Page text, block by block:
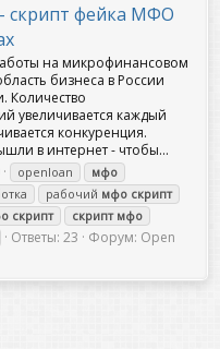
скрипт фейка МФО
на микрофинансовом
бизнеса в России
Количество
увеличивается каждый
конкуренция.
в интернет - чтобы...
openloan
мфо
рабочий мфо скрипт
скрипт скрипт мфо
Ответы: 23 Форум: Open